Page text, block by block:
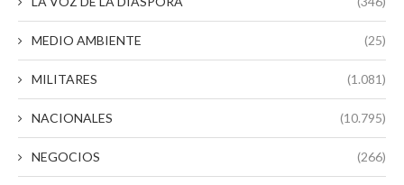
MEDIO AMBIENTE (25)
MILITARES (1.081)
NACIONALES (10.795)
NEGOCIOS (266)